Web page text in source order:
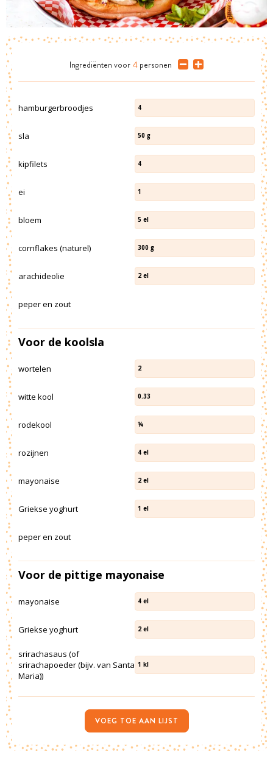
Ingrediënten voor 4 personen
hamburgerbroodjes 4
sla 50 g
kipfilets 4
ei 1
bloem 5 el
cornflakes (naturel) 300 g
arachideolie 2 el
peper en zout
Voor de koolsla
wortelen 2
witte kool 0.33
rodekool ¼
rozijnen 4 el
mayonaise 2 el
Griekse yoghurt 1 el
peper en zout
Voor de pittige mayonaise
mayonaise 4 el
Griekse yoghurt 2 el
srirachasaus (of
srirachapoeder (bijv. van Santa
Maria))
1 kl
VOEG TOE AAN LIJST